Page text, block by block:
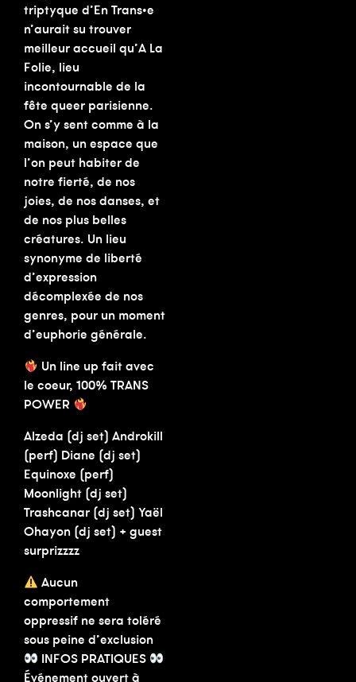
triptyque d’En Trans•e
n’aurait su trouver
meilleur accueil qu’A La
Folie, lieu
incontournable de la
fête queer parisienne.
On s’y sent comme à la
maison, un espace que
l’on peut habiter de
notre fierté, de nos
joies, de nos danses, et
de nos plus belles
créatures. Un lieu
synonyme de liberté
d’expression
décomplexée de nos
genres, pour un moment
d’euphorie générale.
Un line up fait avec
le coeur, 100% TRANS
POWER
Alzeda (dj set) Androkill
(perf) Diane (dj set)
Equinoxe (perf)
Moonlight (dj set)
Trashcanar (dj set) Yaël
Ohayon (dj set) + guest
surprizzzz
Aucun
comportement
oppressif ne sera toléré
sous peine d’exclusion
INFOS PRATIQUES
Événement ouvert à